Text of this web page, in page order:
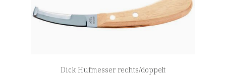
Dick Hufmesser rechts/doppelt